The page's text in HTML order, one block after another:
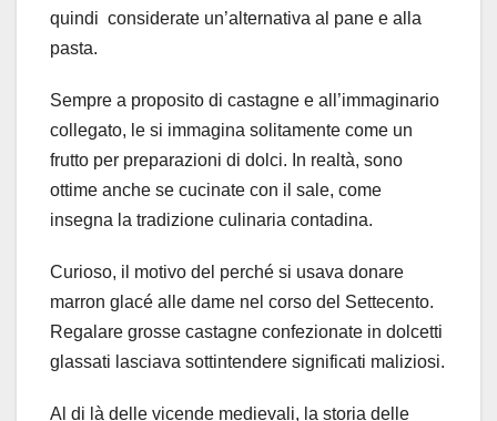
quindi considerate un’alternativa al pane e alla
pasta.
Sempre a proposito di castagne e all’immaginario
collegato, le si immagina solitamente come un
frutto per preparazioni di dolci. In realtà, sono
ottime anche se cucinate con il sale, come
insegna la tradizione culinaria contadina.
Curioso, il motivo del perché si usava donare
marron glacé alle dame nel corso del Settecento.
Regalare grosse castagne confezionate in dolcetti
glassati lasciava sottintendere significati maliziosi.
Al di là delle vicende medievali, la storia delle